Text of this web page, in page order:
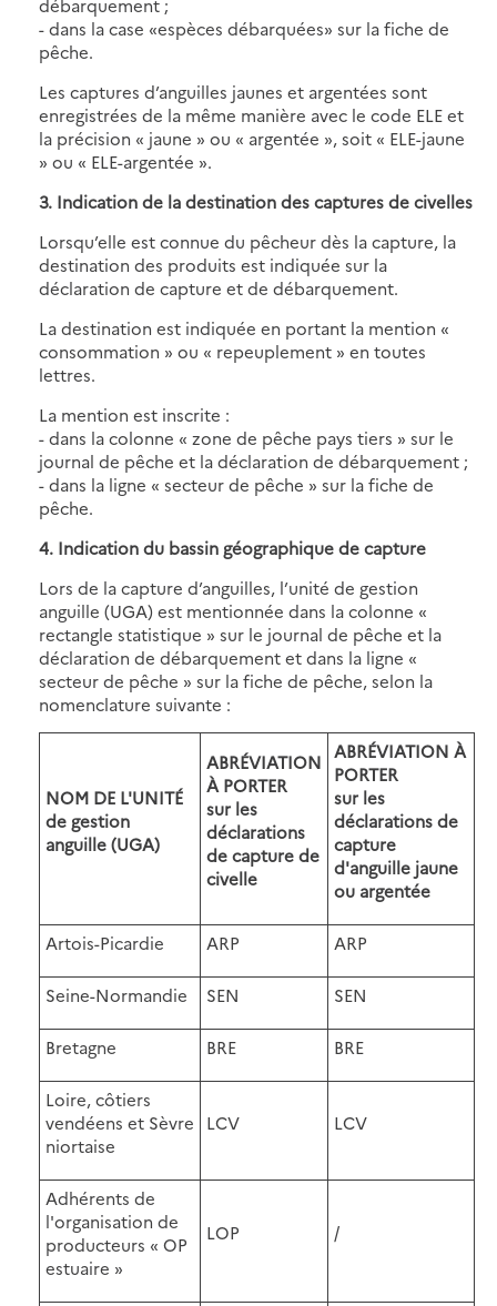
- dans la case «espèces débarquées» sur la fiche de
pêche.
Les captures d’anguilles jaunes et argentées sont
enregistrées de la même manière avec le code ELE et
la précision « jaune » ou « argentée », soit « ELE-jaune
» ou « ELE-argentée ».
3. Indication de la destination des captures de civelles
Lorsqu’elle est connue du pêcheur dès la capture, la
destination des produits est indiquée sur la
déclaration de capture et de débarquement.
La destination est indiquée en portant la mention «
consommation » ou « repeuplement » en toutes
lettres.
La mention est inscrite :
- dans la colonne « zone de pêche pays tiers » sur le
journal de pêche et la déclaration de débarquement ;
- dans la ligne « secteur de pêche » sur la fiche de
pêche.
4. Indication du bassin géographique de capture
Lors de la capture d’anguilles, l’unité de gestion
anguille (UGA) est mentionnée dans la colonne «
rectangle statistique » sur le journal de pêche et la
déclaration de débarquement et dans la ligne «
secteur de pêche » sur la fiche de pêche, selon la
nomenclature suivante :
NOM DE L'UNITÉ
de gestion
anguille (UGA)
ABRÉVIATION
À PORTER
sur les
déclarations
de capture de
civelle
ABRÉVIATION À
PORTER
sur les
déclarations de
capture
d'anguille jaune
ou argentée
Artois-Picardie ARP ARP
Seine-Normandie SEN SEN
Bretagne BRE BRE
Loire, côtiers
vendéens et Sèvre
niortaise
LCV LCV
Adhérents de
l'organisation de
producteurs « OP
estuaire »
LOP /